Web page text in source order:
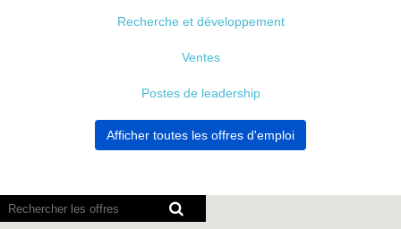
Recherche et développement
Ventes
Postes de leadership
Afficher toutes les offres d'emploi
Les
lecteurs